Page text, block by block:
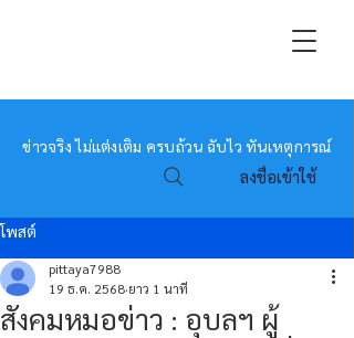
หมอข่าว
ข่าวจริง ไม่แต่งเติม ครบถ้วน ฉับไว ทันเหตุการณ์
ลงชื่อเข้าใช้
โพสต์
สังคมหมอข่าว : อุบลฯ ผู้
pittaya7988
19 ธ.ค. 2568 ยาว 1 นาที